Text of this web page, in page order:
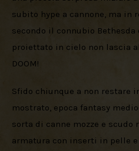
subito hype a cannone, ma in
secondo il connubio
proiettato in cielo non lascia
DOOM!
Sfido chiunque a non restare
mostrato, epoca fantasy
sorta di canne mozze e
armatura con inserti in pelle